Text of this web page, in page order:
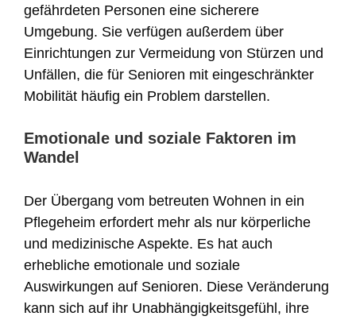
gefährdeten Personen eine sicherere
Umgebung. Sie verfügen außerdem über
Einrichtungen zur Vermeidung von Stürzen und
Unfällen, die für Senioren mit eingeschränkter
Mobilität häufig ein Problem darstellen.
Emotionale und soziale Faktoren im
Wandel
Der Übergang vom betreuten Wohnen in ein
Pflegeheim erfordert mehr als nur körperliche
und medizinische Aspekte. Es hat auch
erhebliche emotionale und soziale
Auswirkungen auf Senioren. Diese Veränderung
kann sich auf ihr Unabhängigkeitsgefühl, ihre